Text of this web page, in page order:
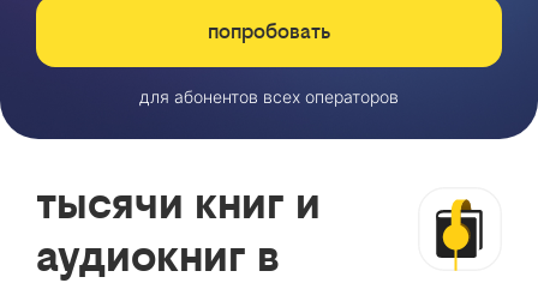
попробовать
для абонентов всех операторов
тысячи книг и
аудиокниг в